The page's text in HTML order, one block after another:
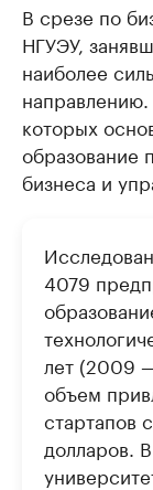
В срезе по
НГУЭУ,
наиболее
которых
образование
бизнеса и
4079
лет (2009
объем
стартапов
долларов.